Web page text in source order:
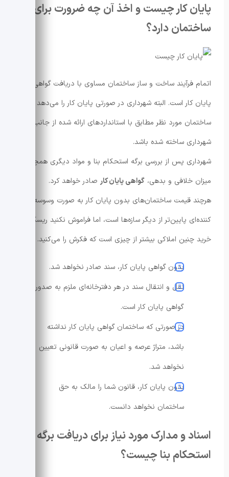
پایان کار چیست و اخذ آن چه ضرورت برای
ساختمان دارد؟
اتمام فرآیند ساخت و ساز ساختمان مساوی با دریافت گواهی
پایان کار است. البته شهرداری در صورتی پایان کار را می‌دهد که
ساختمان مورد نظر مطابق با استانداردهای ارائه شده از جانب
شهرداری ساخته شده باشد.
شهرداری پس از بررسی برگه استحکام بنا و مواد دیگری همچون
میزان خلافی و بدهی، گواهی پایان کار صادر خواهد کرد.
هرچند قیمت ساختمان‌های بدون پایان کار به صورت وسوسه
کننده‌ای پایین‌تر از دیگر سازه‌ها است، اما فراموش نکنید ریسک
خرید چنین املاکی بیشتر از چیزی است که فکرش را می‌کنید.
بدون گواهی پایان کار، سند صادر نخواهد شد.
نقل و انتقال سند در هر دفترخانه‌ای ملزم به صدور
گواهی پایان کار است.
در صورتی که ساختمان گواهی پایان کار نداشته
باشد، متراژ عرصه و اعیان به صورت قانونی تعیین
نخواهد شد.
بدون پایان کار، قانون شما را مالک به حق
ساختمان نخواهد دانست.
اسناد و مدارک مورد نیاز برای دریافت برگه
استحکام بنا چیست؟